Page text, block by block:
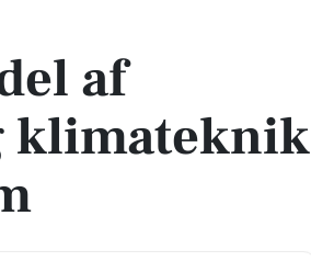
Cx-team
af
klimateknik